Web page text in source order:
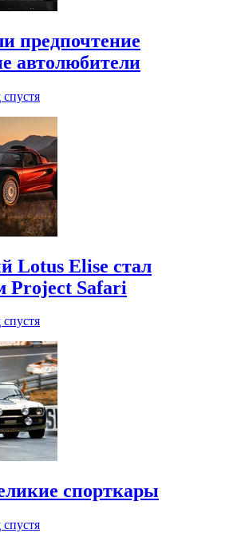
предпочтение
автолюбители
спустя
Lotus Elise стал
Project Safari
спустя
спорткары
спустя